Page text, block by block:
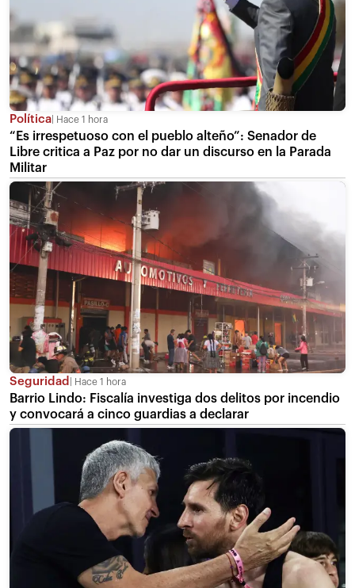
Política Hace 1 hora
“Es irrespetuoso con el pueblo alteño”: Senador de
Libre critica a Paz por no dar un discurso en la Parada
Militar
Seguridad Hace 1 hora
Barrio Lindo: Fiscalía investiga dos delitos por incendio
y convocará a cinco guardias a declarar